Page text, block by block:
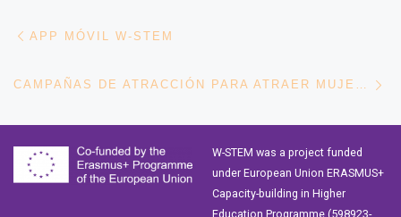
Navegación de entradas
APP MÓVIL W-STEM
CAMPAÑAS DE ATRACCIÓN PARA ATRAER MUJERES EN STEM: RONDA DE BENCHMARKING SOBRE ESTRATEGIAS Y RESULTADOS
W-STEM was a project funded
under European Union ERASMUS+
Capacity-building in Higher
Education Programme (598923-